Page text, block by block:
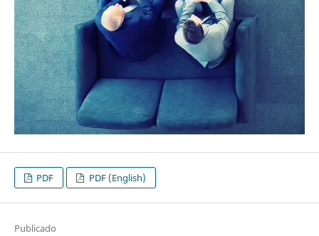
PDF PDF (English)
Publicado